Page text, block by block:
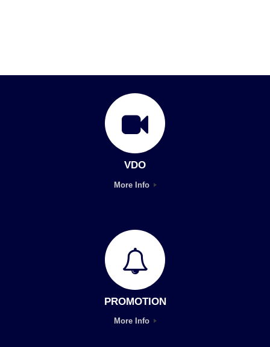
VDO
More Info
PROMOTION
More Info